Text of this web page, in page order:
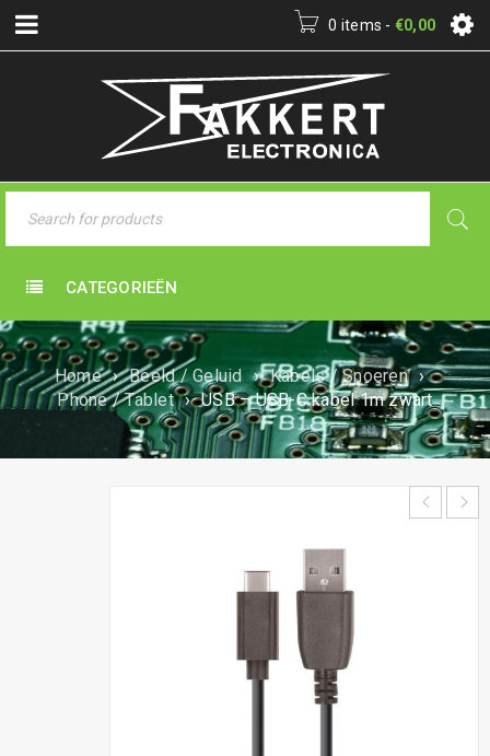
0 items - €0,00
CATEGORIEËN
Home › Beeld / Geluid › Kabels / Snoeren ›
Phone / Tablet › USB – USB-C kabel 1m zwart